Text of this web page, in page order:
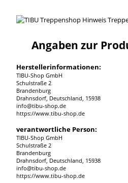
Angaben zur
Herstellerinformationen:
TIBU-Shop GmbH
Schulstraße 2
Brandenburg
Drahnsdorf, Deutschland, 15938
info@tibu-shop.de
https://www.tibu-shop.de
verantwortliche Person:
TIBU-Shop GmbH
Schulstraße 2
Brandenburg
Drahnsdorf, Deutschland, 15938
info@tibu-shop.de
https://www.tibu-shop.de